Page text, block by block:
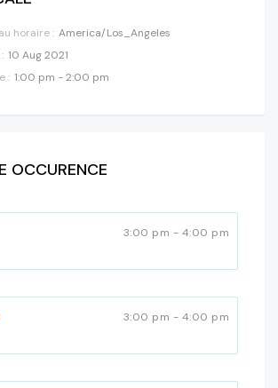
horaire : America/Los_Angeles
10 Aug 2021
: 1:00 pm - 2:00 pm
OCCURENCE
3:00 pm - 4:00 pm
3:00 pm - 4:00 pm